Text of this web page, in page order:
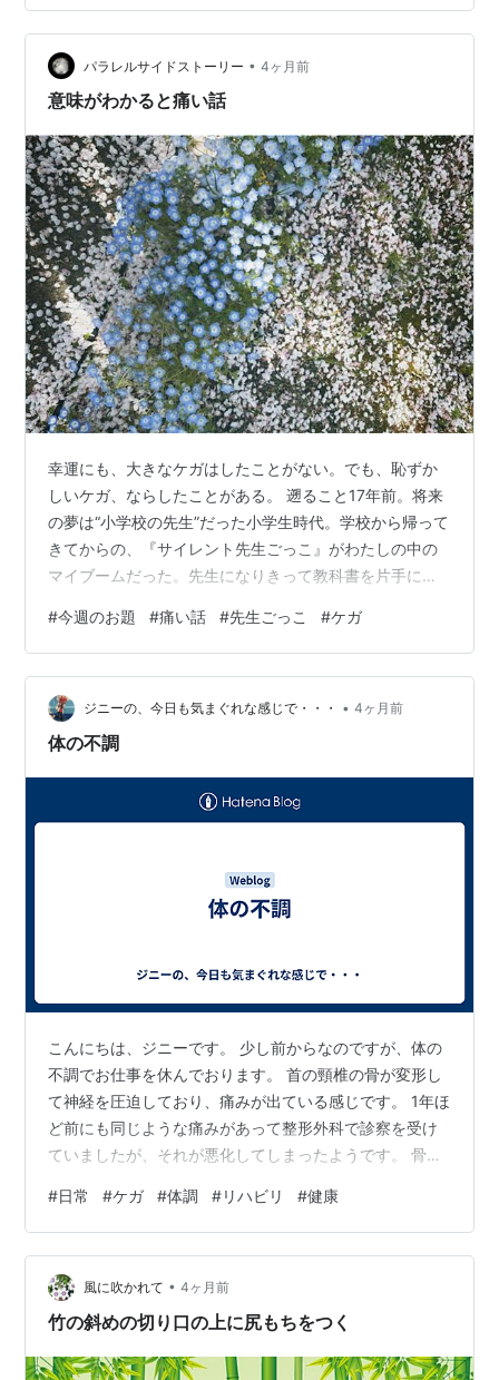
ソナルトレーニングでの事故ですが 報告されているだけ
で7年間で196件 そのうち全治1ヶ月以上のケガが4割も！
ト… パラレルサイドストーリー • 4ヶ月前
意味がわかると痛い話
幸運にも、大きなケガはしたことがない。でも、恥ずか
しいケガ、ならしたことがある。 遡ること17年前。将来
の夢は“小学校の先生”だった小学生時代。学校から帰って
きてからの、『サイレント先生ごっこ』がわたしの中の
マイブームだった。先生になりきって教科書を片手に持
しは30人くらいを受け持つ担任だった。もちろん全員幻
だ。 お母さんが来る足音が聞こえたら、すぐさま勉強机
に戻って宿題をしているフリをする。先生になりきって
いる様子を、どうしても見られたくはなかった。 ケガを
した日。その日は教室移動ということで、1階のリビング
#今週のお題 #痛い話 #先生ごっこ #ケガ
ジニーの、今日も気まぐれな感じで・・・ • 4ヶ月前
体の不調
こんにちは、ジニーです。 少し前からなのですが、体の
不調でお仕事を休んでおります。 首の頸椎の骨が変形し
て神経を圧迫しており、痛みが出ている感じです。 1年ほ
ど前にも同じような痛みがあって整形外科で診察を受け
ていましたが、それが悪化してしまったようです。 骨の
ないのですが、医師の診断ではリハビリと薬で緩和する
方針で進める方がいいとのことでした。 手術はどうにも
改善が見込めなかった時の最終手段というわけです。 以
降、毎日リハビリに通っていますが、まだ改善されてい
る自覚はあまりないですね。 そんなすぐ効果が出るもの
#日常 #ケガ #体調 #リハビリ #健康
風に吹かれて • 4ヶ月前
竹の斜めの切り口の上に尻もちをつく